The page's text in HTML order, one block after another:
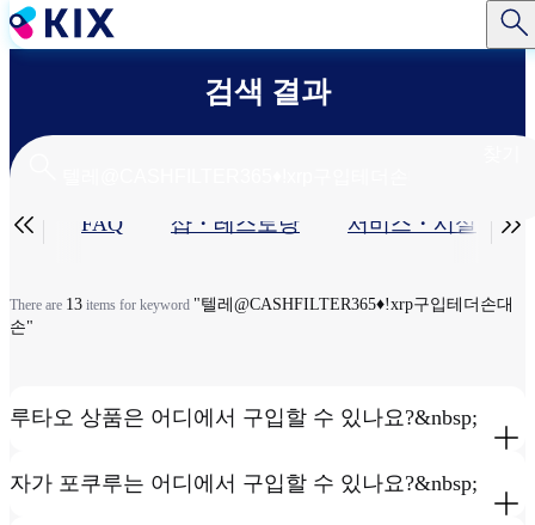
주
요
로
건
뛰
검색 결과
기
탭
편 FAQ 샵・레스토랑​ 서비스・시설​
 
There are 13 items for keyword "텔레@CASHFILTER365♦ǃxrp구입테더손대
손"
루타오 상품은 어디에서 구입할 수 있나요?&nbsp;
자가 포쿠루는 어디에서 구입할 수 있나요?&nbsp;